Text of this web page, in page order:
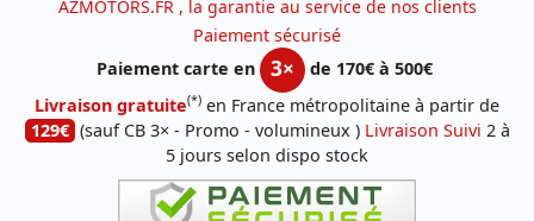
AZMOTORS.FR , la garantie au service de nos clients
Paiement sécurisé
Paiement carte en
3×
de 170€ à 500€
Livraison gratuite(*) en France métropolitaine à partir de
129€ (sauf CB 3× - Promo - volumineux ) Livraison Suivi 2 à
5 jours selon dispo stock